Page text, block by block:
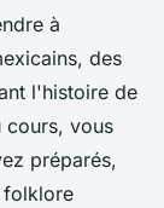
à
des
l'histoire de
cours, vous
préparés,
folklore